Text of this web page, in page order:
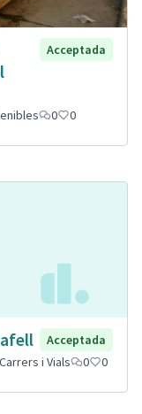
Acceptada
0 0
Acceptada
Carrers i Vials 0 0